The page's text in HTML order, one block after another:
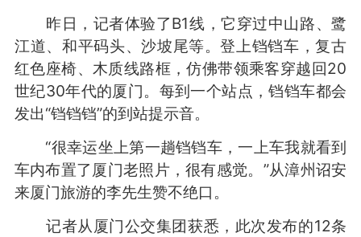
昨日，记者体验了B1线，它穿过中山路、鹭
江道、和平码头、沙坡尾等。登上铛铛车，复古
红色座椅、木质线路框，仿佛带领乘客穿越回20
世纪30年代的厦门。每到一个站点，铛铛车都会
发出“铛铛铛”的到站提示音。
“很幸运坐上第一趟铛铛车，一上车我就看到
车内布置了厦门老照片，很有感觉。”从漳州诏安
来厦门旅游的李先生赞不绝口。
记者从厦门公交集团获悉，此次发布的12条